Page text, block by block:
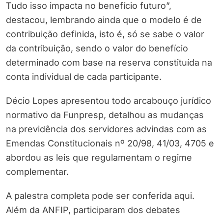
Tudo isso impacta no benefício futuro”,
destacou, lembrando ainda que o modelo é de
contribuição definida, isto é, só se sabe o valor
da contribuição, sendo o valor do benefício
determinado com base na reserva constituída na
conta individual de cada participante.
Décio Lopes apresentou todo arcabouço jurídico
normativo da Funpresp, detalhou as mudanças
na previdência dos servidores advindas com as
Emendas Constitucionais nº 20/98, 41/03, 4705 e
abordou as leis que regulamentam o regime
complementar.
A palestra completa pode ser conferida aqui.
Além da ANFIP, participaram dos debates